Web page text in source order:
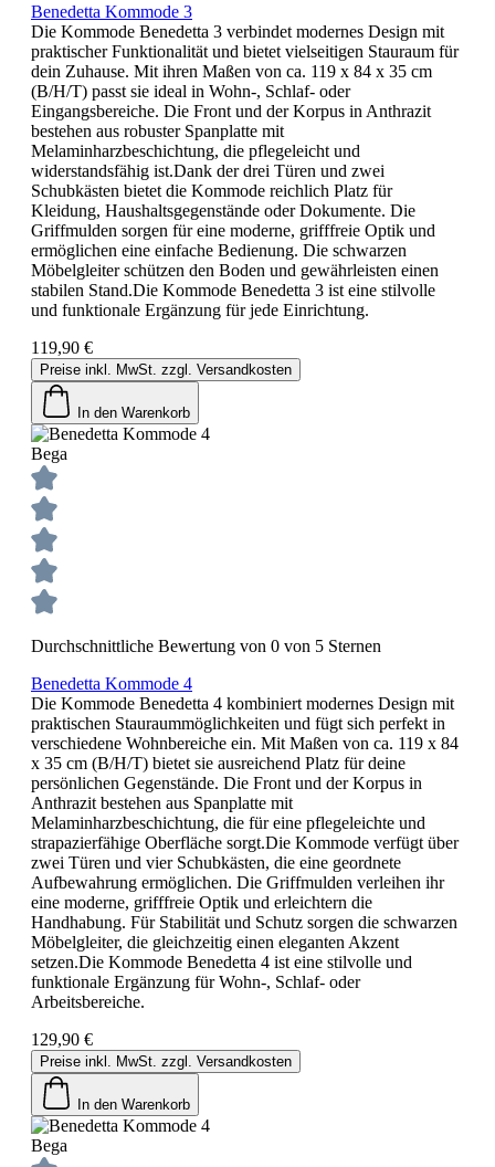
Benedetta Kommode 3
Die Kommode Benedetta 3 verbindet modernes Design mit
praktischer Funktionalität und bietet vielseitigen Stauraum für
dein Zuhause. Mit ihren Maßen von ca. 119 x 84 x 35 cm
(B/H/T) passt sie ideal in Wohn-, Schlaf- oder
Eingangsbereiche. Die Front und der Korpus in Anthrazit
bestehen aus robuster Spanplatte mit
Melaminharzbeschichtung, die pflegeleicht und
widerstandsfähig ist.Dank der drei Türen und zwei
Schubkästen bietet die Kommode reichlich Platz für
Kleidung, Haushaltsgegenstände oder Dokumente. Die
Griffmulden sorgen für eine moderne, grifffreie Optik und
ermöglichen eine einfache Bedienung. Die schwarzen
Möbelgleiter schützen den Boden und gewährleisten einen
stabilen Stand.Die Kommode Benedetta 3 ist eine stilvolle
und funktionale Ergänzung für jede Einrichtung.
119,90 €
Preise inkl. MwSt. zzgl. Versandkosten
In den Warenkorb
Bega
Durchschnittliche Bewertung von 0 von 5 Sternen
Benedetta Kommode 4
Die Kommode Benedetta 4 kombiniert modernes Design mit
praktischen Stauraummöglichkeiten und fügt sich perfekt in
verschiedene Wohnbereiche ein. Mit Maßen von ca. 119 x 84
x 35 cm (B/H/T) bietet sie ausreichend Platz für deine
persönlichen Gegenstände. Die Front und der Korpus in
Anthrazit bestehen aus Spanplatte mit
Melaminharzbeschichtung, die für eine pflegeleichte und
strapazierfähige Oberfläche sorgt.Die Kommode verfügt über
zwei Türen und vier Schubkästen, die eine geordnete
Aufbewahrung ermöglichen. Die Griffmulden verleihen ihr
eine moderne, grifffreie Optik und erleichtern die
Handhabung. Für Stabilität und Schutz sorgen die schwarzen
Möbelgleiter, die gleichzeitig einen eleganten Akzent
setzen.Die Kommode Benedetta 4 ist eine stilvolle und
funktionale Ergänzung für Wohn-, Schlaf- oder
Arbeitsbereiche.
129,90 €
Preise inkl. MwSt. zzgl. Versandkosten
In den Warenkorb
Bega